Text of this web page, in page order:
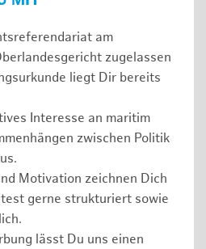
am
zugelassen
liegt Dir bereits
Interesse an maritim
zwischen Politik
Motivation zeichnen Dich
gerne strukturiert sowie
lässt Du uns einen